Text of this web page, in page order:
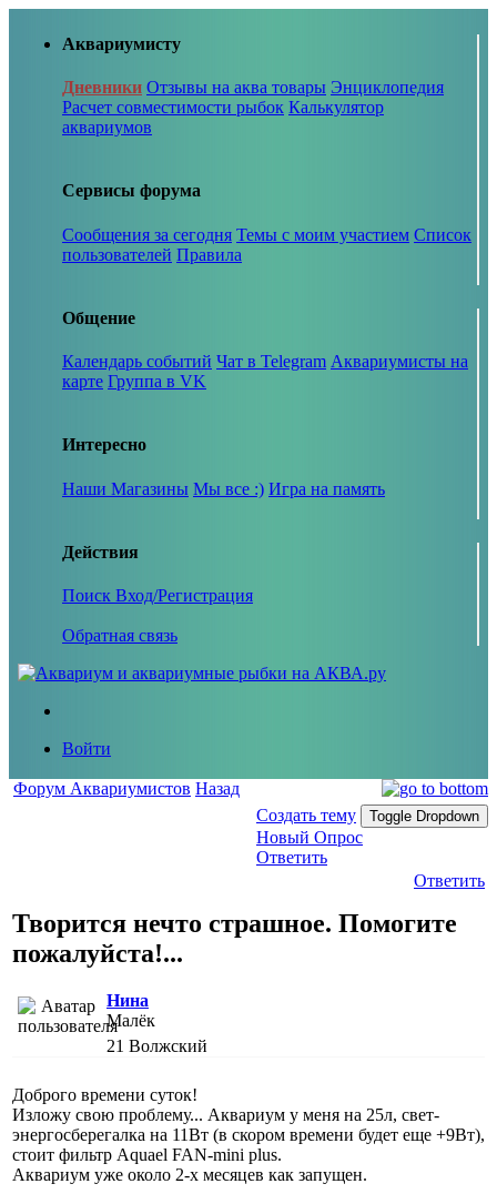
Аквариумисту
Дневники Отзывы на аква товары Энциклопедия
Расчет совместимости рыбок Калькулятор
аквариумов
Сервисы форума
Сообщения за сегодня Темы с моим участием Список
пользователей Правила
Общение
Календарь событий Чат в Telegram Аквариумисты на
карте Группа в VK
Интересно
Наши Магазины Мы все :) Игра на память
Действия
Поиск Вход/Регистрация
Обратная связь
Войти
Форум Аквариумистов Назад
Создать тему
Toggle Dropdown
Новый Опрос
Ответить
Ответить
Творится нечто страшное. Помогите
пожалуйста!...
Нина
Малёк
21 Волжский
Доброго времени суток!
Изложу свою проблему... Аквариум у меня на 25л, свет-
энергосберегалка на 11Вт (в скором времени будет еще +9Вт),
стоит фильтр Aquael FAN-mini plus.
Аквариум уже около 2-х месяцев как запущен.